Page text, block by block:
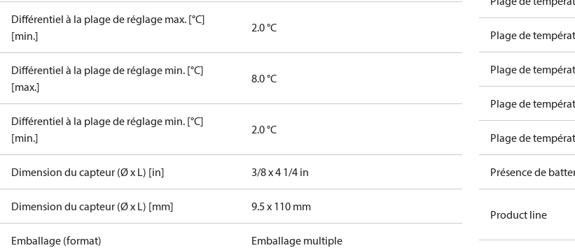
Différentiel à la plage de réglage max. [°C]
[min.]
2.0 °C
Différentiel à la plage de réglage min. [°C]
[max.]
8.0 °C
Différentiel à la plage de réglage min. [°C]
[min.]
2.0 °C
Dimension du capteur (Ø x L) [in] 3/8 x 4 1/4 in
Dimension du capteur (Ø x L) [mm] 9.5 x 110 mm
Emballage (format) Emballage multiple
Plage de
Plage de
Plage de
Plage de
Présence de
Product line